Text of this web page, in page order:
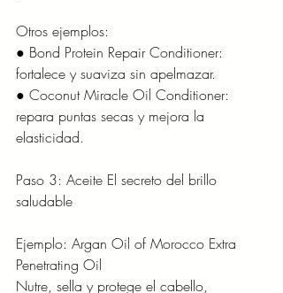
Otros ejemplos:
● Bond Protein Repair Conditioner:
fortalece y suaviza sin apelmazar.
● Coconut Miracle Oil Conditioner:
repara puntas secas y mejora la
elasticidad.
Paso 3: Aceite El secreto del brillo
saludable
Ejemplo: Argan Oil of Morocco Extra
Penetrating Oil
Nutre, sella y protege el cabello,